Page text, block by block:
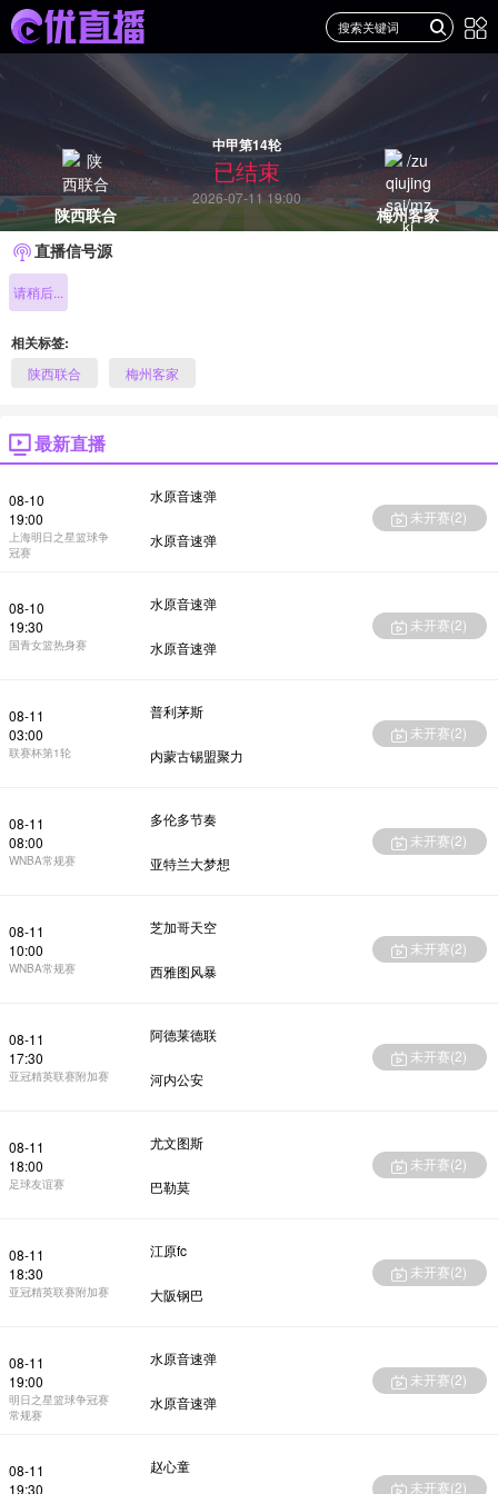
陕西联合
中甲第14轮
已结束
2026-07-11 19:00
梅州客家
直播信号源
请稍后...
相关标签:
陕西联合 梅州客家
最新直播
08-10
19:00
上海明日之星篮球争
冠赛
水原音速弹
水原音速弹
未开赛(2)
08-10
19:30
国青女篮热身赛
水原音速弹
水原音速弹
未开赛(2)
08-11
03:00
联赛杯第1轮
普利茅斯
内蒙古锡盟聚力
未开赛(2)
08-11
08:00
WNBA常规赛
多伦多节奏
亚特兰大梦想
未开赛(2)
08-11
10:00
WNBA常规赛
芝加哥天空
西雅图风暴
未开赛(2)
08-11
17:30
亚冠精英联赛附加赛
阿德莱德联
河内公安
未开赛(2)
08-11
18:00
足球友谊赛
尤文图斯
巴勒莫
未开赛(2)
08-11
18:30
亚冠精英联赛附加赛
江原fc
大阪钢巴
未开赛(2)
08-11
19:00
明日之星篮球争冠赛
常规赛
水原音速弹
水原音速弹
未开赛(2)
08-11
19:30
赵心童
未开赛(2)